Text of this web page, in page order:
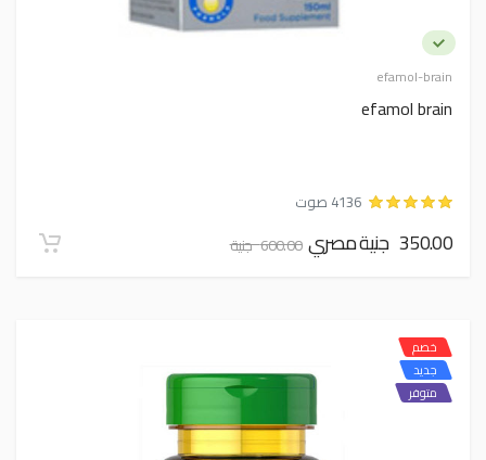
efamol-brain
efamol brain
4136 صوت
350.00 جنية مصري 600.00 جنية
خصم
جديد
متوفر